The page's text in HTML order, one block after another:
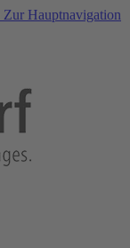
Zur Hauptnavigation